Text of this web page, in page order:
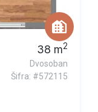
38 m2
Dvosoban
Šifra: #572115